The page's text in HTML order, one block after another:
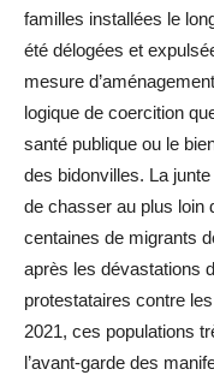
familles installées le
été délogées et
mesure
logique de coercition
santé publique ou le
des bidonvilles. La
de chasser au plus loin
centaines de migrants
après les dévastations
protestataires contre
2021, ces populations
l’avant-garde des